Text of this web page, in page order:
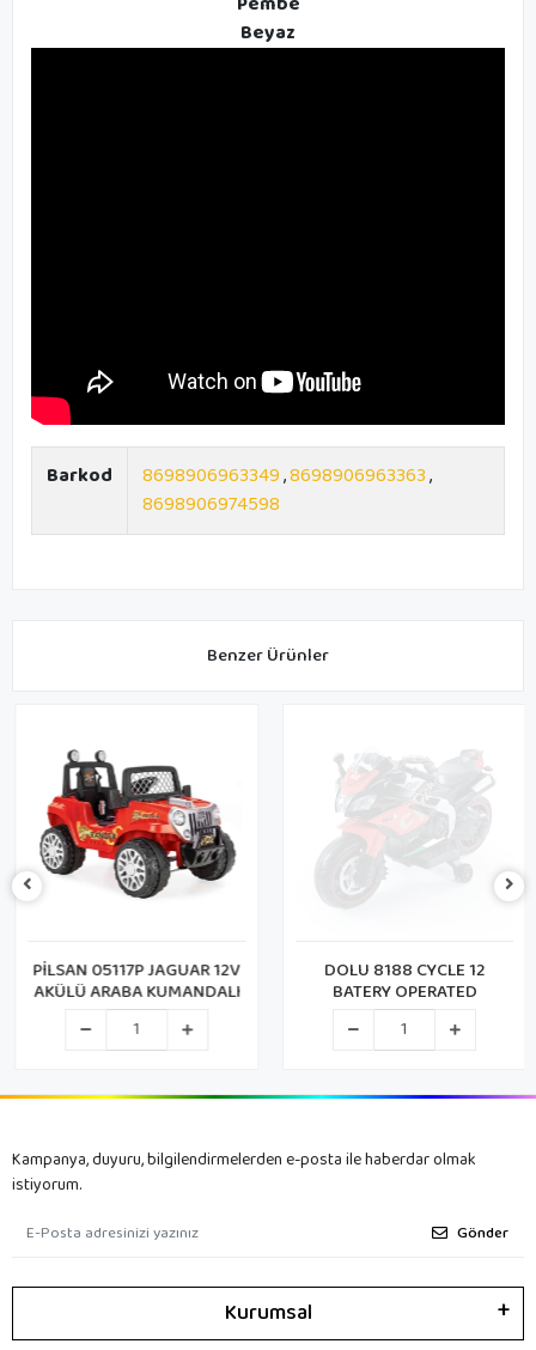
Beyaz
Barkod 8698906963349,8698906963363,
8698906974598
Benzer Ürünler
PİLSAN 05117P JAGUAR 12V
AKÜLÜ ARABA KUMANDALI
DOLU 8188 CYCLE 12
BATERY OPERATED
Kampanya, duyuru, bilgilendirmelerden e-posta ile haberdar olmak
istiyorum.
Gönder
Kurumsal